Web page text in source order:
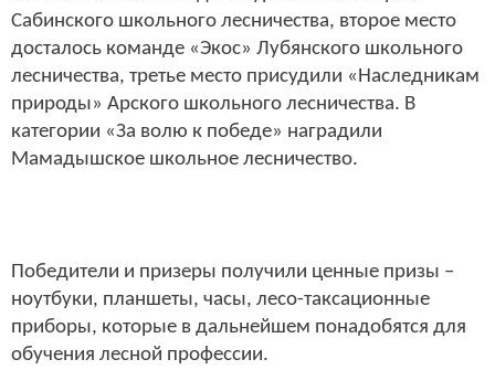
Сабинского школьного лесничества, второе место
досталось команде «Экос» Лубянского школьного
лесничества, третье место присудили «Наследникам
природы» Арского школьного лесничества. В
категории «За волю к победе» наградили
Мамадышское школьное лесничество.
Победители и призеры получили ценные призы –
ноутбуки, планшеты, часы, лесо-таксационные
приборы, которые в дальнейшем понадобятся для
обучения лесной профессии.